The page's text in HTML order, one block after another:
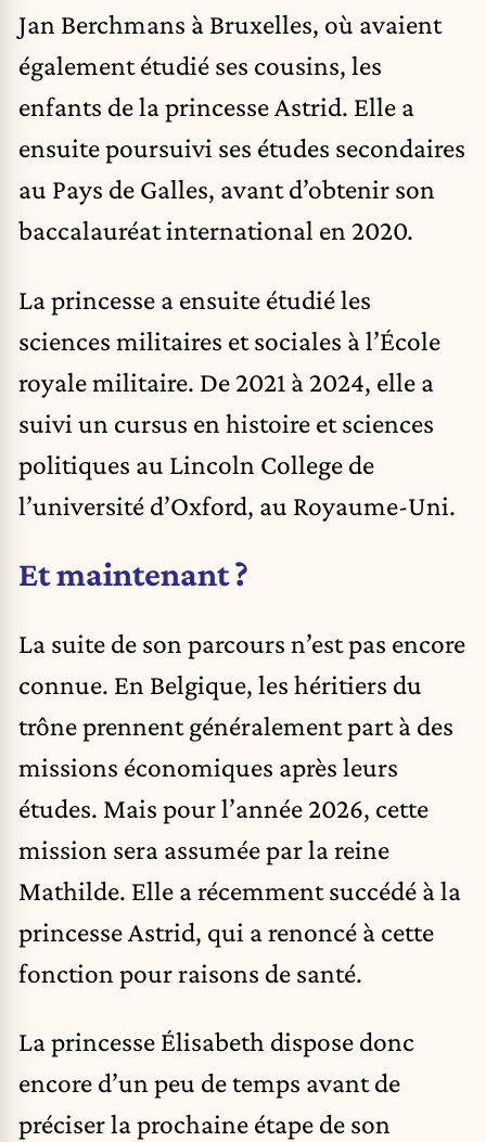
Jan Berchmans à Bruxelles, où avaient
également étudié ses cousins, les
enfants de la princesse Astrid. Elle a
ensuite poursuivi ses études secondaires
au Pays de Galles, avant d’obtenir son
baccalauréat international en 2020.
La princesse a ensuite étudié les
sciences militaires et sociales à l’École
royale militaire. De 2021 à 2024, elle a
suivi un cursus en histoire et sciences
politiques au Lincoln College de
l’université d’Oxford, au Royaume-Uni.
Et maintenant ?
La suite de son parcours n’est pas encore
connue. En Belgique, les héritiers du
trône prennent généralement part à des
missions économiques après leurs
études. Mais pour l’année 2026, cette
mission sera assumée par la reine
Mathilde. Elle a récemment succédé à la
princesse Astrid, qui a renoncé à cette
fonction pour raisons de santé.
La princesse Élisabeth dispose donc
encore d’un peu de temps avant de
préciser la prochaine étape de son